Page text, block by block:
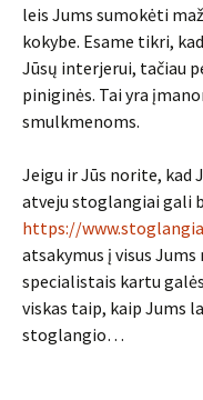
leis Jums sumokėti
kokybe. Esame tikri,
Jūsų interjerui, tačiau
piniginės. Tai yra
smulkmenoms.
Jeigu ir Jūs norite, kad
atveju stoglangiai gali
https://
atsakymus į visus
specialistais kartu
viskas taip, kaip Jums
stoglangio…